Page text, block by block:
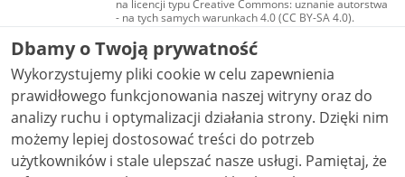
na licencji typu Creative Commons: uznanie autorstwa
- na tych samych warunkach 4.0 (CC BY-SA 4.0).
Materiały audiowizualne, w tym zdjęcia, materiały
audio i wideo, są udostępniane na licencji typu
Creative Commons: uznanie autorstwa użycie
niekomercyjne - bez utworów zależnych 4.0 (CC BY-
NC-ND 4.0), o ile nie jest to stwierdzone inaczej.
Dbamy o Twoją prywatność
Wykorzystujemy pliki cookie w celu zapewnienia
prawidłowego funkcjonowania naszej witryny oraz do
analizy ruchu i optymalizacji działania strony. Dzięki nim
możemy lepiej dostosować treści do potrzeb
użytkowników i stale ulepszać nasze usługi. Pamiętaj, że